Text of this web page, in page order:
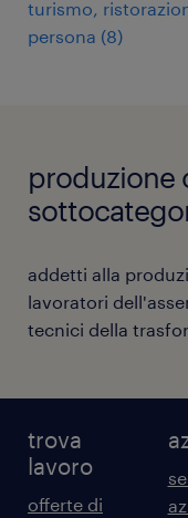
turismo,
persona (8)
produzione
addetti alla
lavoratori
tecnici della
trova
lavoro
offerte di